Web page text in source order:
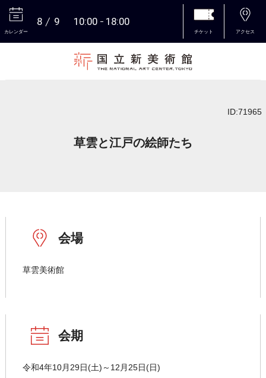
カレンダー
8 9 10:00 18:00
チケット アクセス
ID:71965
草雲と江戸の絵師たち
会場
草雲美術館
会期
令和4年10月29日(土)～12月25日(日)